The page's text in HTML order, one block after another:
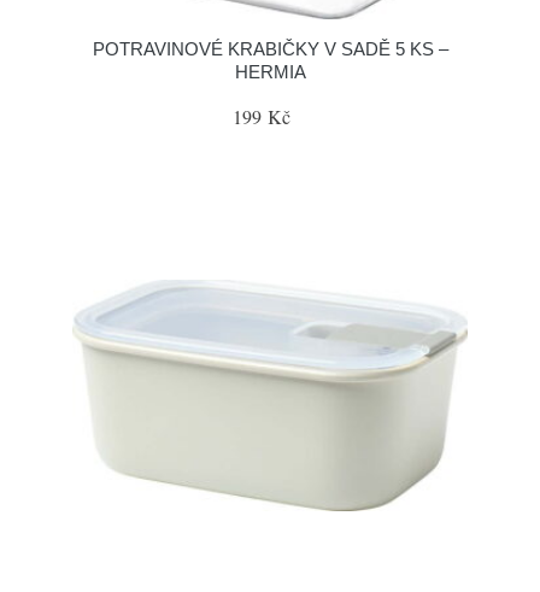
POTRAVINOVÉ KRABIČKY V SADĚ 5 KS –
HERMIA
199 Kč